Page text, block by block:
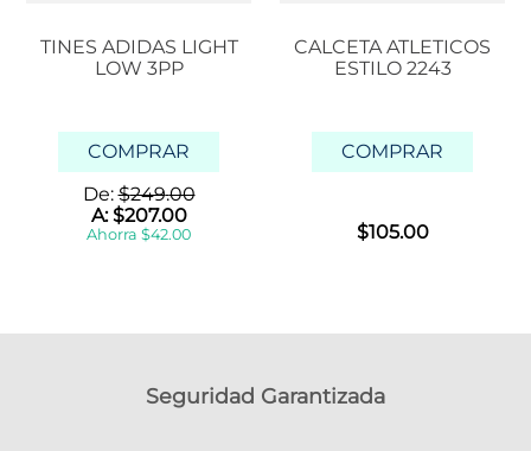
TINES ADIDAS LIGHT
LOW 3PP
COMPRAR
De:$249.00
A:$207.00
Ahorra $42.00
CALCETA ATLETICOS
ESTILO 2243
COMPRAR
$105.00
Seguridad Garantizada